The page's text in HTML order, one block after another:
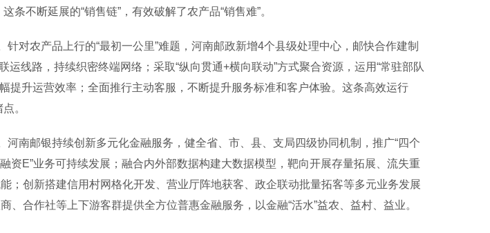
条不断延展的“销售链”，有效破解了农产品“销售难”。
对农产品上行的“最初一公里”难题，河南邮政新增4个县级处理中心，邮快合作建制
运线路，持续织密终端网络；采取“纵向贯通+横向联动”方式聚合资源，运用“常驻部队
提升运营效率；全面推行主动客服，不断提升服务标准和客户体验。这条高效运行
。
南邮银持续创新多元化金融服务，健全省、市、县、支局四级协同机制，推广“四个
融资E”业务可持续发展；融合内外部数据构建大数据模型，靶向开展存量拓展、流失重
；创新搭建信用村网格化开发、营业厅阵地获客、政企联动批量拓客等多元业务发展
、合作社等上下游客群提供全方位普惠金融服务，以金融“活水”益农、益村、益业。